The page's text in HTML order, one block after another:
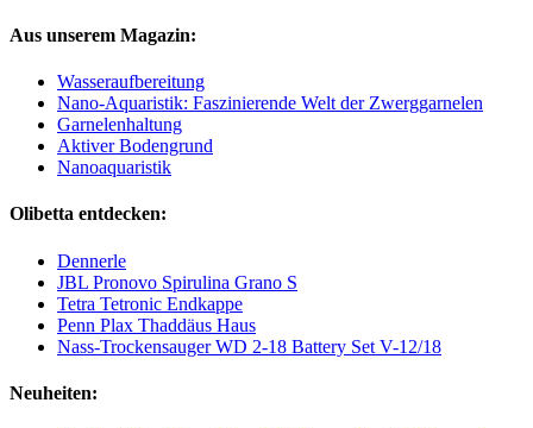
Aus unserem Magazin:
Wasseraufbereitung
Nano-Aquaristik: Faszinierende Welt der Zwerggarnelen
Garnelenhaltung
Aktiver Bodengrund
Nanoaquaristik
Olibetta entdecken:
Dennerle
JBL Pronovo Spirulina Grano S
Tetra Tetronic Endkappe
Penn Plax Thaddäus Haus
Nass-Trockensauger WD 2-18 Battery Set V-12/18
Neuheiten: